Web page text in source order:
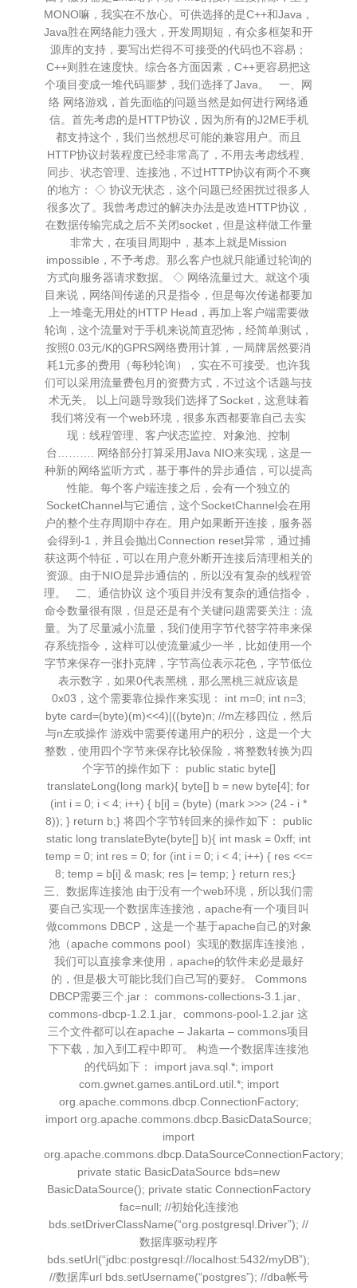
MONO嘛，我实在不放心。可供选择的是C++和Java，
Java胜在网络能力强大，开发周期短，有众多框架和开
源库的支持，要写出烂得不可接受的代码也不容易；
C++则胜在速度快。综合各方面因素，C++更容易把这
个项目变成一堆代码噩梦，我们选择了Java。 一、网
络 网络游戏，首先面临的问题当然是如何进行网络通
信。首先考虑的是HTTP协议，因为所有的J2ME手机
都支持这个，我们当然想尽可能的兼容用户。而且
HTTP协议封装程度已经非常高了，不用去考虑线程、
同步、状态管理、连接池，不过HTTP协议有两个不爽
的地方： ◇ 协议无状态，这个问题已经困扰过很多人
很多次了。我曾考虑过的解决办法是改造HTTP协议，
在数据传输完成之后不关闭socket，但是这样做工作量
非常大，在项目周期中，基本上就是Mission
impossible，不予考虑。那么客户也就只能通过轮询的
方式向服务器请求数据。 ◇ 网络流量过大。就这个项
目来说，网络间传递的只是指令，但是每次传递都要加
上一堆毫无用处的HTTP Head，再加上客户端需要做
轮询，这个流量对于手机来说简直恐怖，经简单测试，
按照0.03元/K的GPRS网络费用计算，一局牌居然要消
耗1元多的费用（每秒轮询），实在不可接受。也许我
们可以采用流量费包月的资费方式，不过这个话题与技
术无关。 以上问题导致我们选择了Socket，这意味着
我们将没有一个web环境，很多东西都要靠自己去实
现：线程管理、客户状态监控、对象池、控制
台………. 网络部分打算采用Java NIO来实现，这是一
种新的网络监听方式，基于事件的异步通信，可以提高
性能。每个客户端连接之后，会有一个独立的
SocketChannel与它通信，这个SocketChannel会在用
户的整个生存周期中存在。用户如果断开连接，服务器
会得到-1，并且会抛出Connection reset异常，通过捕
获这两个特征，可以在用户意外断开连接后清理相关的
资源。由于NIO是异步通信的，所以没有复杂的线程管
理。 二、通信协议 这个项目并没有复杂的通信指令，
命令数量很有限，但是还是有个关键问题需要关注：流
量。为了尽量减小流量，我们使用字节代替字符串来保
存系统指令，这样可以使流量减少一半，比如使用一个
字节来保存一张扑克牌，字节高位表示花色，字节低位
表示数字，如果0代表黑桃，那么黑桃三就应该是
0x03，这个需要靠位操作来实现： int m=0; int n=3;
byte card=(byte)(m)<<4)|((byte)n; //m左移四位，然后
与n左或操作 游戏中需要传递用户的积分，这是一个大
整数，使用四个字节来保存比较保险，将整数转换为四
个字节的操作如下： public static byte[]
translateLong(long mark){ byte[] b = new byte[4]; for
(int i = 0; i < 4; i++) { b[i] = (byte) (mark >>> (24 - i *
8)); } return b;} 将四个字节转回来的操作如下： public
static long translateByte(byte[] b){ int mask = 0xff; int
temp = 0; int res = 0; for (int i = 0; i < 4; i++) { res <<=
8; temp = b[i] & mask; res |= temp; } return res;}
三、数据库连接池 由于没有一个web环境，所以我们需
要自己实现一个数据库连接池，apache有一个项目叫
做commons DBCP，这是一个基于apache自己的对象
池（apache commons pool）实现的数据库连接池，
我们可以直接拿来使用，apache的软件未必是最好
的，但是极大可能比我们自己写的要好。 Commons
DBCP需要三个.jar： commons-collections-3.1.jar、
commons-dbcp-1.2.1.jar、commons-pool-1.2.jar 这
三个文件都可以在apache – Jakarta – commons项目
下下载，加入到工程中即可。 构造一个数据库连接池
的代码如下： import java.sql.*; import
com.gwnet.games.antiLord.util.*; import
org.apache.commons.dbcp.ConnectionFactory;
import org.apache.commons.dbcp.BasicDataSource;
import
org.apache.commons.dbcp.DataSourceConnectionFactory;
private static BasicDataSource bds=new
BasicDataSource(); private static ConnectionFactory
fac=null; //初始化连接池
bds.setDriverClassName(“org.postgresql.Driver”); //
数据库驱动程序
bds.setUrl(“jdbc:postgresql://localhost:5432/myDB”);
//数据库url bds.setUsername(“postgres”); //dba帐号